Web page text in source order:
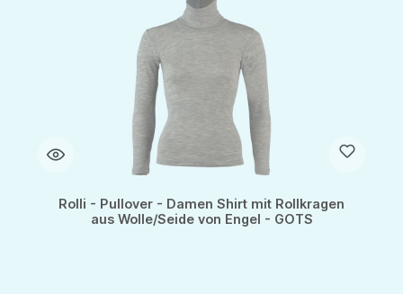
Rolli - Pullover - Damen Shirt mit Rollkragen
aus Wolle/Seide von Engel - GOTS